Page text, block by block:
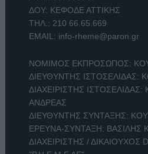
ΔΟΥ: ΚΕΦΟΔΕ ΑΤΤΙΚΗΣ
ΤΗΛ.: 210 66.65.669
EMAIL: info-rheme@paron.gr
ΝΟΜΙΜΟΣ ΕΚΠΡΟΣΩΠΟΣ:
ΔΙΕΥΘΥΝΤΗΣ ΙΣΤΟΣΕΛΙΔΑΣ:
ΔΙΑΧΕΙΡΙΣΤΗΣ
ΑΝΔΡΕΑΣ
ΔΙΕΥΘΥΝΤΗΣ ΣΥΝΤΑΞΗΣ:
ΕΡΕΥΝΑ-ΣΥΝΤΑΞΗ:
ΔΙΑΧΕΙΡΙΣΤΗΣ / ΔΙΚΑΙΟΥΧΟΣ